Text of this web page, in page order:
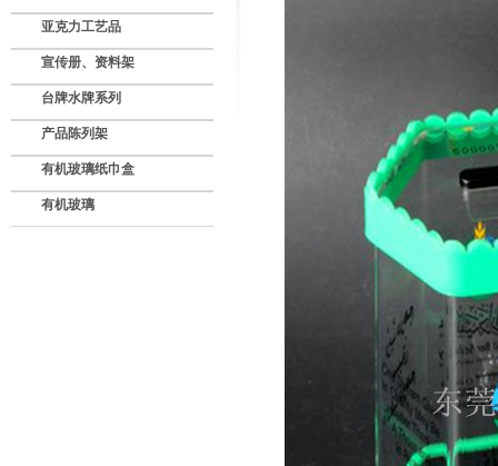
亚克力工艺品
宣传册、资料架
台牌水牌系列
产品陈列架
有机玻璃纸巾盒
有机玻璃